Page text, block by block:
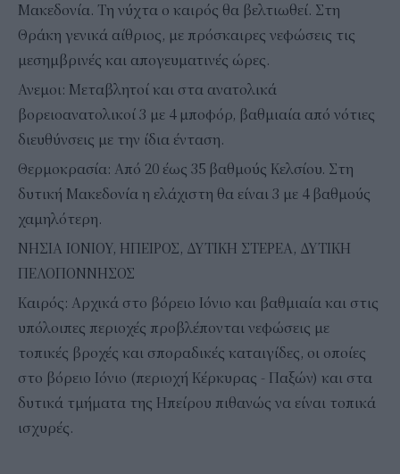
Μακεδονία. Τη νύχτα ο καιρός θα βελτιωθεί. Στη
Θράκη γενικά αίθριος, με πρόσκαιρες νεφώσεις τις
μεσημβρινές και απογευματινές ώρες.
Ανεμοι: Μεταβλητοί και στα ανατολικά
βορειοανατολικοί 3 με 4 μποφόρ, βαθμιαία από νότιες
διευθύνσεις με την ίδια ένταση.
Θερμοκρασία: Από 20 έως 35 βαθμούς Κελσίου. Στη
δυτική Μακεδονία η ελάχιστη θα είναι 3 με 4 βαθμούς
χαμηλότερη.
ΝΗΣΙΑ ΙΟΝΙΟΥ, ΗΠΕΙΡΟΣ, ΔΥΤΙΚΗ ΣΤΕΡΕΑ, ΔΥΤΙΚΗ
ΠΕΛΟΠΟΝΝΗΣΟΣ
Καιρός: Αρχικά στο βόρειο Ιόνιο και βαθμιαία και στις
υπόλοιπες περιοχές προβλέπονται νεφώσεις με
τοπικές βροχές και σποραδικές καταιγίδες, οι οποίες
στο βόρειο Ιόνιο (περιοχή Κέρκυρας - Παξών) και στα
δυτικά τμήματα της Ηπείρου πιθανώς να είναι τοπικά
ισχυρές.